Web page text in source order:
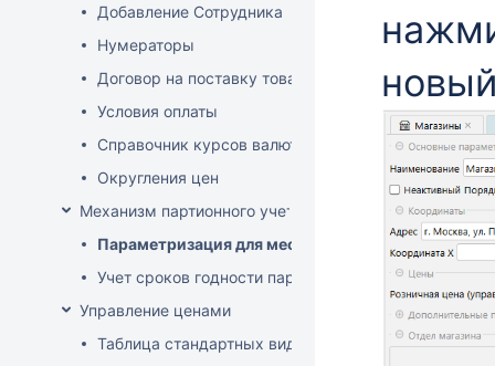
Добавление Сотрудника
Нумераторы
Договор на поставку товаров (форма)
Условия оплаты
Справочник курсов валют
Округления цен
Механизм партионного учета
Параметризация для места хранения механизма
Учет сроков годности партий
Управление ценами
Таблица стандартных видов цен